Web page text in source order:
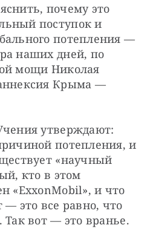
почему это
поступок и
потепления —
наших дней, по
мощи Николая
Крыма —
утверждают:
потепления, и
«научный
кто в этом
«ExxonMobil», и что
— это все равно, что
Так вот — это вранье.